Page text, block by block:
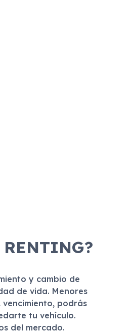
y cambio de
de vida. Menores
vencimiento, podrás
tu vehículo.
del mercado.